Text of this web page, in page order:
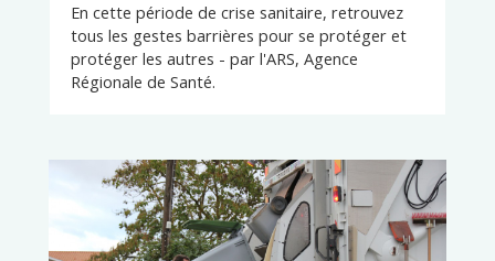
En cette période de crise sanitaire, retrouvez
tous les gestes barrières pour se protéger et
protéger les autres - par l'ARS, Agence
Régionale de Santé.